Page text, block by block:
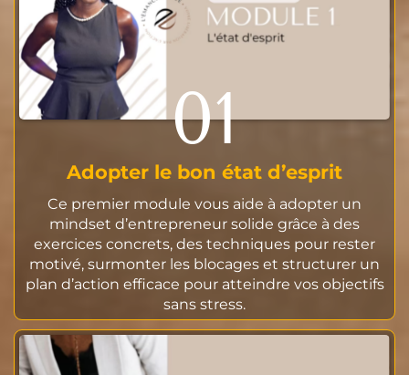
01
Adopter le bon état d’esprit
Ce premier module vous aide à adopter un
mindset d’entrepreneur solide grâce à des
exercices concrets, des techniques pour rester
motivé, surmonter les blocages et structurer un
plan d’action efficace pour atteindre vos objectifs
sans stress.